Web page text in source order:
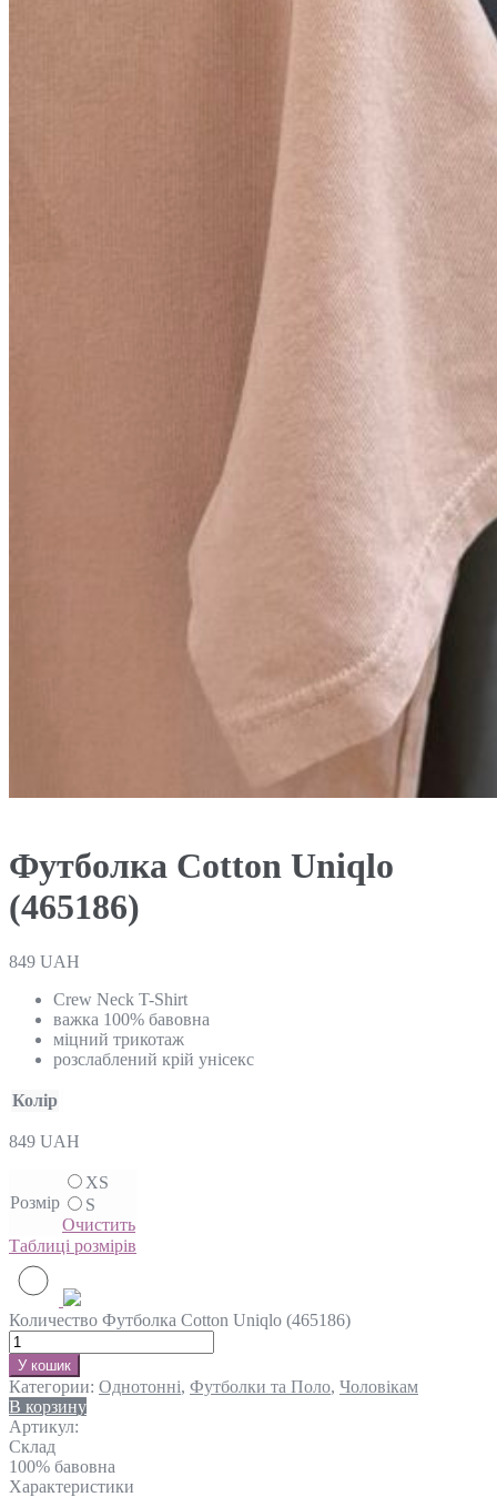
Футболка Cotton Uniqlo
(465186)
849 UAH
Crew Neck T-Shirt
важка 100% бавовна
міцний трикотаж
розслаблений крій унісекс
Колір
849 UAH
Розмір
XS
S
Очистить
Таблиці розмірів
Количество Футболка Cotton Uniqlo (465186)
У кошик
Категории: Однотонні, Футболки та Поло, Чоловікам
В корзину
Артикул:
Склад
100% бавовна
Характеристики